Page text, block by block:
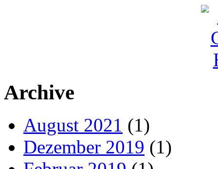
Archive
August 2021 (1)
Dezember 2019 (1)